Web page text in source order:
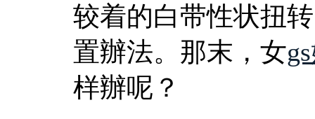
较着的白带性状扭
置辦法。那末，女
样辦呢？